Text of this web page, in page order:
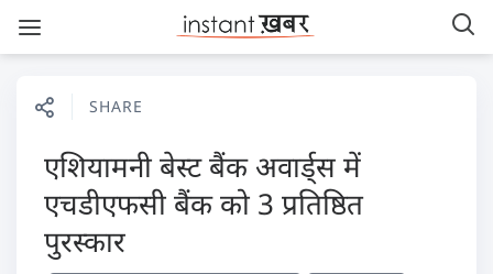
SHARE
एशियामनी बेस्ट बैंक अवार्ड्स में
एचडीएफसी बैंक को 3 प्रतिष्ठित
पुरस्कार